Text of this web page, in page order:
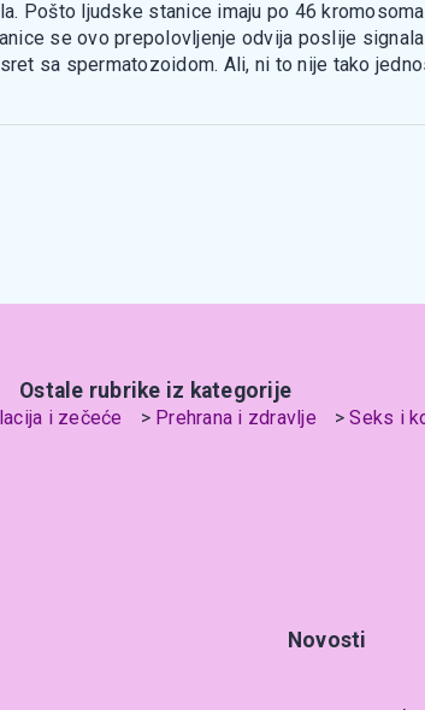
Pošto ljudske stanice imaju po 46
se ovo prepolovljenje odvija poslije
sa spermatozoidom. Ali, ni to nije tako
Ostale rubrike iz kategorije
i zečeće Prehrana i zdravlje Seks i
Novosti